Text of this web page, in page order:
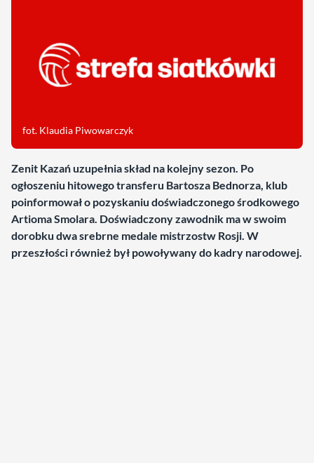
fot. Klaudia Piwowarczyk
Zenit Kazań uzupełnia skład na kolejny sezon. Po
ogłoszeniu hitowego transferu Bartosza Bednorza, klub
poinformował o pozyskaniu doświadczonego środkowego
Artioma Smolara. Doświadczony zawodnik ma w swoim
dorobku dwa srebrne medale mistrzostw Rosji. W
przeszłości również był powoływany do kadry narodowej.